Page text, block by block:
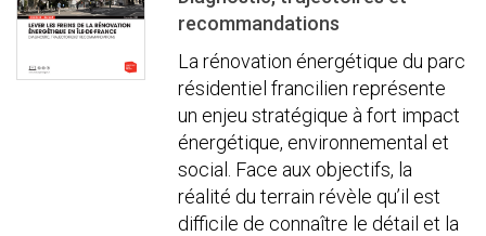
recommandations
La rénovation énergétique du parc
résidentiel francilien représente
un enjeu stratégique à fort impact
énergétique, environnemental et
social. Face aux objectifs, la
réalité du terrain révèle qu’il est
difficile de connaître le détail et la